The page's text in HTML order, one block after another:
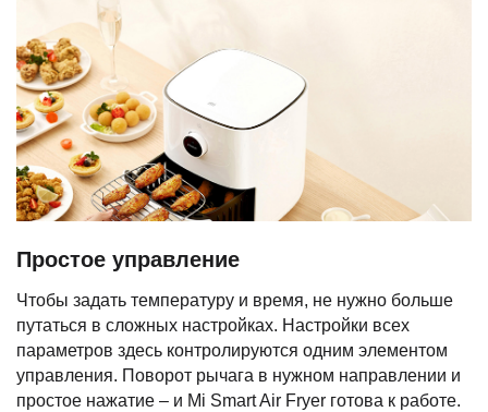
Простое управление
Чтобы задать температуру и время, не нужно больше
путаться в сложных настройках. Настройки всех
параметров здесь контролируются одним элементом
управления. Поворот рычага в нужном направлении и
простое нажатие – и Mi Smart Air Fryer готова к работе.